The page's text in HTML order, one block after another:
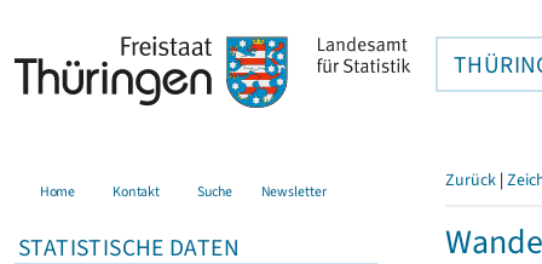
Home Kontakt Suche Newsletter
STATISTISCHE DATEN
Zurück |